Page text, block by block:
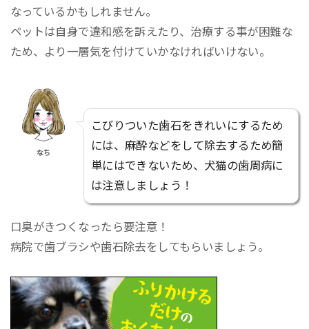
なっているかもしれません。
ペットは自身で違和感を訴えたり、治療する事が困難な
ため、より一層気を付けていかなければいけない。
なち
こびりついた歯石をきれいにするため
には、麻酔などをして除去するため簡
単にはできないため、犬猫の歯周病に
は注意しましょう！
口臭がきつくなったら要注意！
病院で歯ブラシや歯石除去をしてもらいましょう。